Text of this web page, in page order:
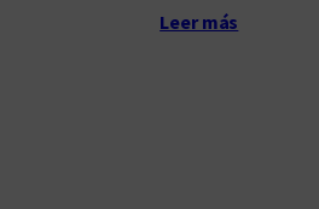
Leer más